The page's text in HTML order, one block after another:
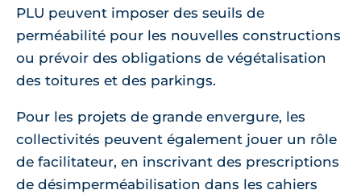
PLU peuvent imposer des seuils de
perméabilité pour les nouvelles constructions
ou prévoir des obligations de végétalisation
des toitures et des parkings.
Pour les projets de grande envergure, les
collectivités peuvent également jouer un rôle
de facilitateur, en inscrivant des prescriptions
de désimperméabilisation dans les cahiers